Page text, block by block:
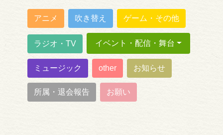
アニメ 吹き替え ゲーム・その他
ラジオ・TV イベント・配信・舞台
ミュージック other お知らせ
所属・退会報告 お願い